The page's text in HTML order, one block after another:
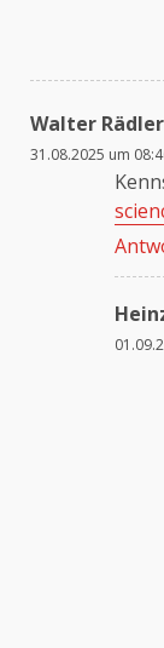
Walter Rädler
Das „Echte-
Anti-Spam von
31.08.2025 um